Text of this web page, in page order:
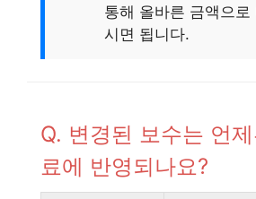
통해 올바른 금액으로
시면 됩니다.
Q. 변경된 보수는 언
료에 반영되나요?